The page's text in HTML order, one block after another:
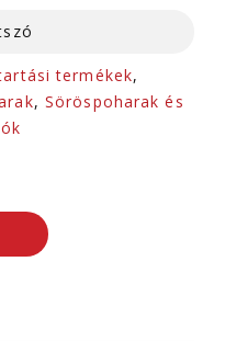
termékek,
, Söröspoharak és